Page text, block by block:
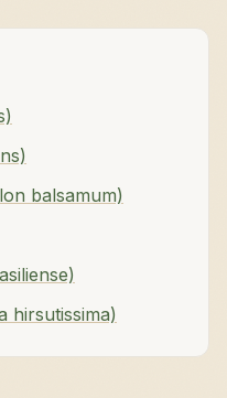
balsamum)
hirsutissima)